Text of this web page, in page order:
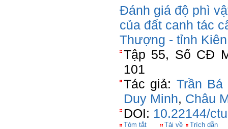
Đánh giá độ phì
của đất canh tác
Thượng - tỉnh
Tập 55, Số CĐ
101
Tác giả: Trần Bá
Duy Minh, Châu
DOI: 10.22144/
Tóm tắt Tải về Trích dẫn